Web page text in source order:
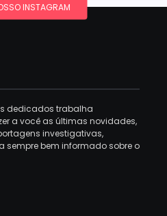
INSTAGRAM
dedicados trabalha
a você as últimas novidades,
investigativas,
sempre bem informado sobre o